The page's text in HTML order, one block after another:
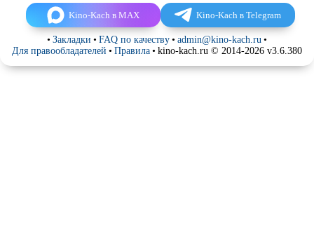
Kino-Kach в MAX Kino-Kach в Telegram
• Закладки • FAQ по качеству • admin@kino-kach.ru •
Для правообладателей • Правила • kino-kach.ru © 2014-2026 v3.6.380